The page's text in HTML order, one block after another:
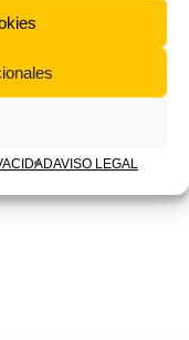
AVISO LEGAL